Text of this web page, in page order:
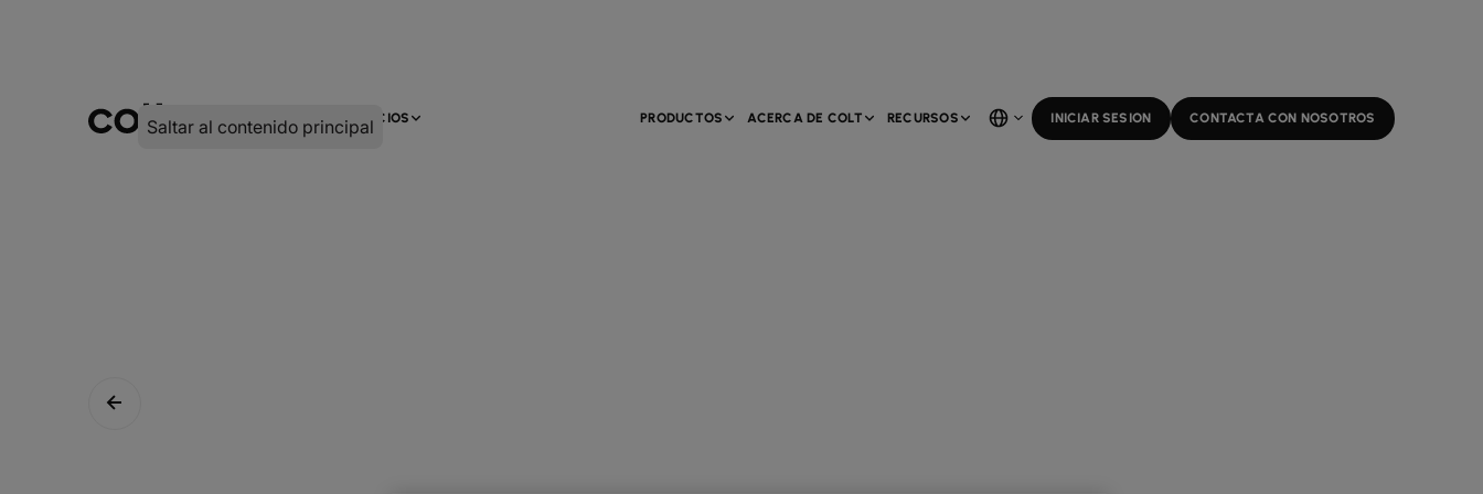
Saltar al contenido principal
INFRA DIGITAL SERVICIOS PRODUCTOS ACERCA DE COLT RECURSOS INICIAR SESION CONTACTA CON NOSOTROS